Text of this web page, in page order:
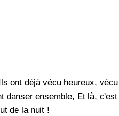
ont déjà vécu heureux,
danser ensemble, Et là,
de la nuit !